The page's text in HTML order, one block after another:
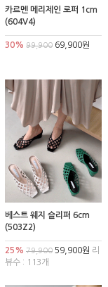
카르멘 메리제인 로퍼 1cm
(604V4)
30% 99,900 69,900원
베스트 웨지 슬리퍼 6cm
(503Z2)
25% 79,900 59,900원 리
뷰수 : 113개